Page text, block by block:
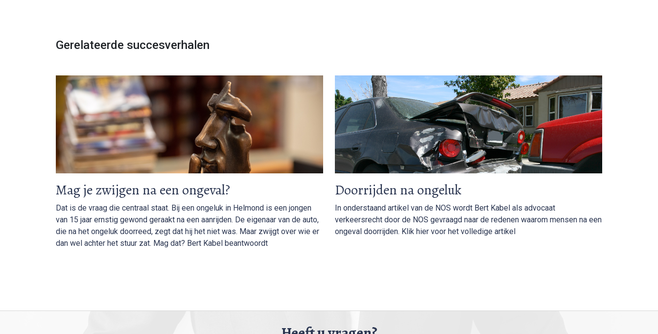
Gerelateerde succesverhalen
Mag je zwijgen na een ongeval?
Dat is de vraag die centraal staat. Bij een ongeluk in Helmond is een jongen
van 15 jaar ernstig gewond geraakt na een aanrijden. De eigenaar van de auto,
die na het ongeluk doorreed, zegt dat hij het niet was. Maar zwijgt over wie er
dan wel achter het stuur zat. Mag dat? Bert Kabel beantwoordt
Doorrijden na ongeluk
In onderstaand artikel van de NOS wordt Bert Kabel als advocaat
verkeersrecht door de NOS gevraagd naar de redenen waarom mensen na een
ongeval doorrijden. Klik hier voor het volledige artikel